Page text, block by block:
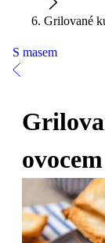
Grilované
S masem
ovocem